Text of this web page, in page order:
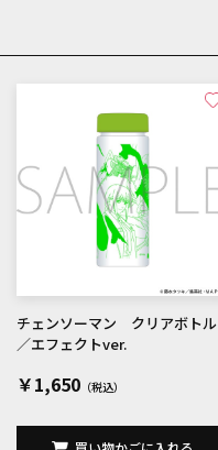
チェンソーマン クリアボトル
／エフェクトver.
￥1,650